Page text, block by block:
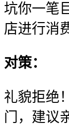
坑你一笔
店进行消
对策：
礼貌拒绝
门，建议